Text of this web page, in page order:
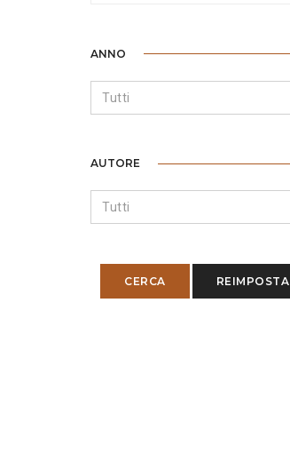
ANNO
Tutti
AUTORE
Tutti
CERCA REIMPOSTA